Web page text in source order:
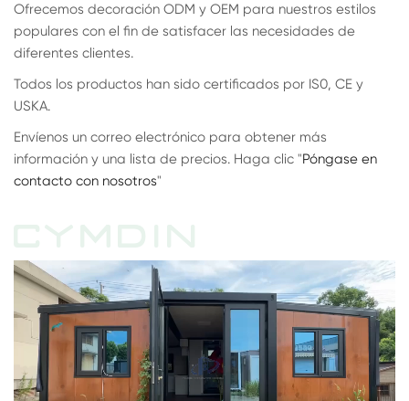
Ofrecemos decoración ODM y OEM para nuestros estilos
populares con el fin de satisfacer las necesidades de
diferentes clientes.
Todos los productos han sido certificados por IS0, CE y
USKA.
Envíenos un correo electrónico para obtener más
información y una lista de precios. Haga clic "Póngase en
contacto con nosotros"